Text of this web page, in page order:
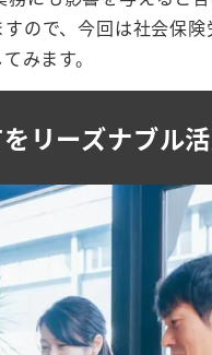
ので、今回は社会保
みます。
リーズナブル
詳細を見る
詳細を見る